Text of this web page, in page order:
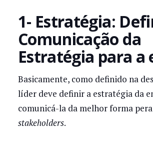
1- Estratégia:
Comunicação da
Estratégia para a
Basicamente, como definido na
líder deve definir a estratégia da
comunicá-la da melhor forma
stakeholders.